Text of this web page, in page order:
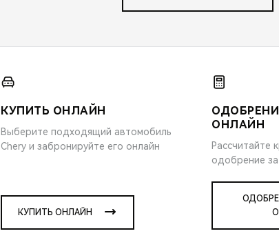
КУПИТЬ ОНЛАЙН
Выберите подходящий автомобиль
Chery и забронируйте его онлайн
КУПИТЬ ОНЛАЙН
ОНЛАЙН
Рассчитайте
одобрение